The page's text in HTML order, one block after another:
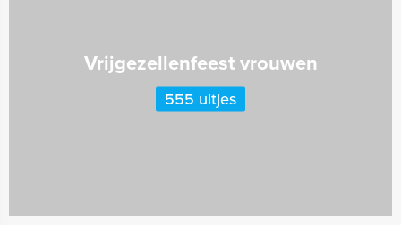
Vrijgezellenfeest vrouwen
555 uitjes